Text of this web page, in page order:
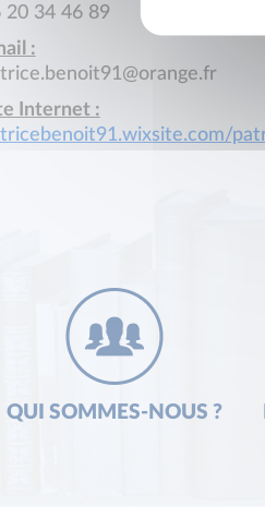
20 34 46 89
:
Internet :
QUI SOMMES-NOUS ?